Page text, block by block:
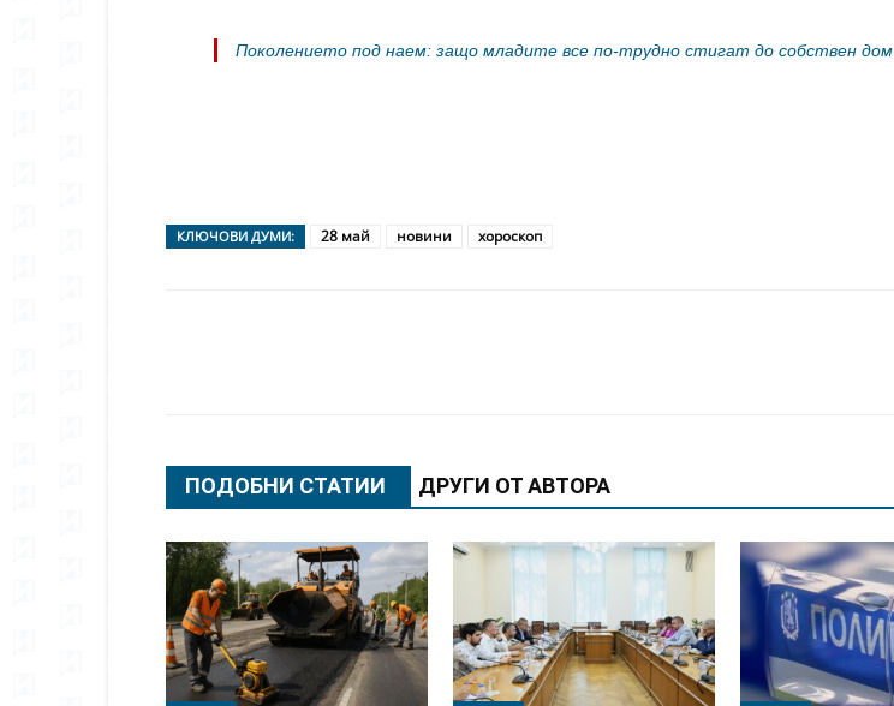
Поколението под наем: защо младите все по-трудно стигат до собствен дом
КЛЮЧОВИ ДУМИ: 28 май новини хороскоп
ПОДОБНИ СТАТИИ ДРУГИ ОТ АВТОРА